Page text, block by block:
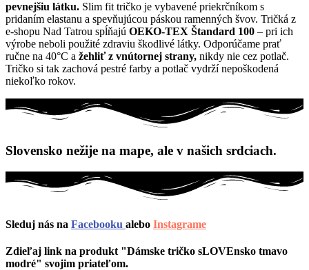
pevnejšiu látku. Slim fit tričko je vybavené priekrčníkom s
pridaním elastanu a spevňujúcou páskou ramenných švov. Tričká z
e-shopu Nad Tatrou spĺňajú OEKO-TEX Štandard 100 – pri ich
výrobe neboli použité zdraviu škodlivé látky. Odporúčame prať
ručne na 40°C a žehliť z vnútornej strany, nikdy nie cez potlač.
Tričko si tak zachová pestré farby a potlač vydrží nepoškodená
niekoľko rokov.
Slovensko nežije na mape, ale v našich srdciach.
Sleduj nás na Facebooku alebo Instagrame
Zdieľaj link na produkt "Dámske tričko sLOVEnsko tmavo
modré" svojim priateľom.